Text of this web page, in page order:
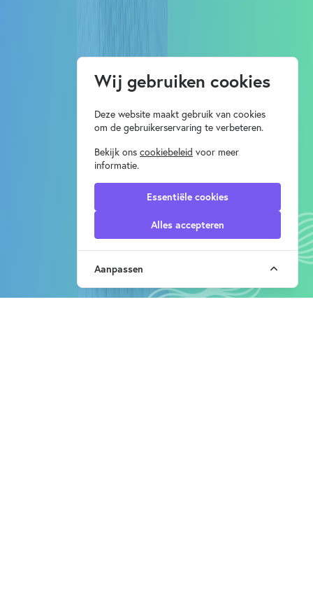
Wij gebruiken cookies
Deze website maakt gebruik van cookies
om de gebruikerservaring te verbeteren.
Bekijk onscookiebeleid voor meer
informatie.
Essentiële cookies
Alles accepteren
Aanpassen